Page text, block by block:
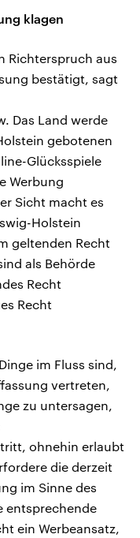
klagen
Richterspruch aus
bestätigt, sagt
Das Land werde
gebotenen
Glücksspiele
Werbung
Sicht macht es
Holstein
geltenden Recht
als Behörde
Recht
Recht
im Fluss sind,
vertreten,
zu untersagen,
ohnehin erlaubt
die derzeit
im Sinne des
entsprechende
ein Werbeansatz,